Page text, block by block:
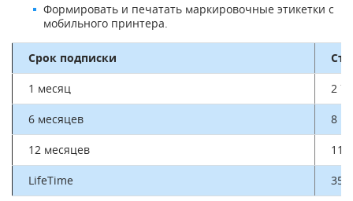
Формировать и печатать маркировочные этикетки с
мобильного принтера.
Срок подписки
1 месяц 2
6 месяцев 8
12 месяцев 11
LifeTime 35